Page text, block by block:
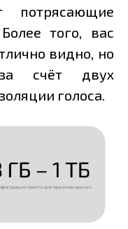
потрясающие
того, вас
видно, но
счёт двух
голоса.